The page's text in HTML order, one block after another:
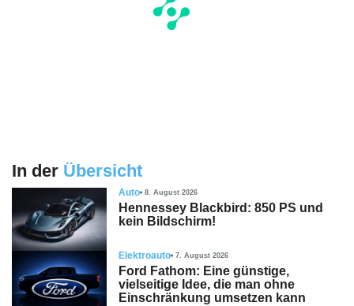
In der Übersicht
Auto 8. August 2026
Hennessey Blackbird: 850 PS und
kein Bildschirm!
Elektroauto 7. August 2026
Ford Fathom: Eine günstige,
vielseitige Idee, die man ohne
Einschränkung umsetzen kann